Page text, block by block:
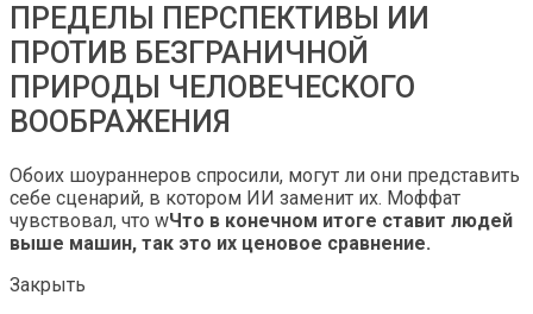
ПРЕДЕЛЫ ПЕРСПЕКТИВЫ ИИ
ПРОТИВ БЕЗГРАНИЧНОЙ
ПРИРОДЫ ЧЕЛОВЕЧЕСКОГО
ВООБРАЖЕНИЯ
Обоих шоураннеров спросили, могут ли они представить
себе сценарий, в котором ИИ заменит их. Моффат
чувствовал, что wЧто в конечном итоге ставит людей
выше машин, так это их ценовое сравнение.
Закрыть